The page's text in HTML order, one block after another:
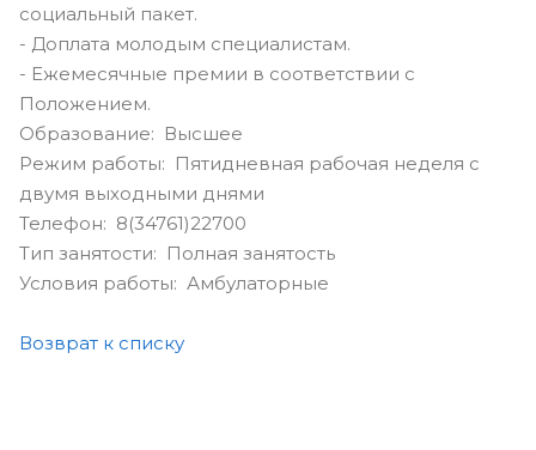
социальный пакет.
- Доплата молодым специалистам.
- Ежемесячные премии в соответствии с
Положением.
Образование: Высшее
Режим работы: Пятидневная рабочая неделя с
двумя выходными днями
Телефон: 8(34761)22700
Тип занятости: Полная занятость
Условия работы: Амбулаторные
Возврат к списку